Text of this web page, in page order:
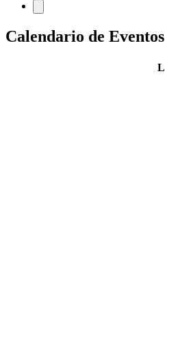
Calendario de Eventos
Llunes